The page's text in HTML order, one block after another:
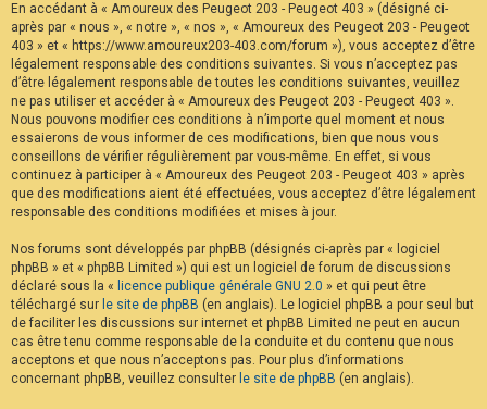
En accédant à « Amoureux des Peugeot 203 - Peugeot 403 » (désigné ci-
après par « nous », « notre », « nos », « Amoureux des Peugeot 203 - Peugeot
403 » et « https://www.amoureux203-403.com/forum »), vous acceptez d’être
légalement responsable des conditions suivantes. Si vous n’acceptez pas
d’être légalement responsable de toutes les conditions suivantes, veuillez
ne pas utiliser et accéder à « Amoureux des Peugeot 203 - Peugeot 403 ».
Nous pouvons modifier ces conditions à n’importe quel moment et nous
essaierons de vous informer de ces modifications, bien que nous vous
conseillons de vérifier régulièrement par vous-même. En effet, si vous
continuez à participer à « Amoureux des Peugeot 203 - Peugeot 403 » après
que des modifications aient été effectuées, vous acceptez d’être légalement
responsable des conditions modifiées et mises à jour.
Nos forums sont développés par phpBB (désignés ci-après par « logiciel
phpBB » et « phpBB Limited ») qui est un logiciel de forum de discussions
déclaré sous la « licence publique générale GNU 2.0 » et qui peut être
téléchargé sur le site de phpBB (en anglais). Le logiciel phpBB a pour seul but
de faciliter les discussions sur internet et phpBB Limited ne peut en aucun
cas être tenu comme responsable de la conduite et du contenu que nous
acceptons et que nous n’acceptons pas. Pour plus d’informations
concernant phpBB, veuillez consulter le site de phpBB (en anglais).